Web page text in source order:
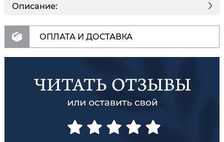
Описание:
ОПЛАТА И ДОСТАВКА